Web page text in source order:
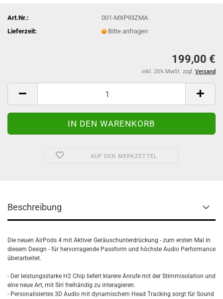
Art.Nr.:
001-MXP93ZMA
Lieferzeit:
Bitte anfragen
199,00 €
inkl. 20% MwSt. zzgl. Versand
AUF DEN MERKZETTEL
Beschreibung
Die neuen AirPods 4 mit Aktiver Geräusch­unter­drückung - zum ersten Mal in
diesem Design - für hervorragende Passform und höchste Audio Performance
überarbeitet.
- Der leistungsstarke H2 Chip liefert klarere Anrufe mit der Stimmisolation und
eine neue Art, mit Siri freihändig zu interagieren.
- Personalisiertes 3D Audio mit dynamischem Head Tracking sorgt für Sound